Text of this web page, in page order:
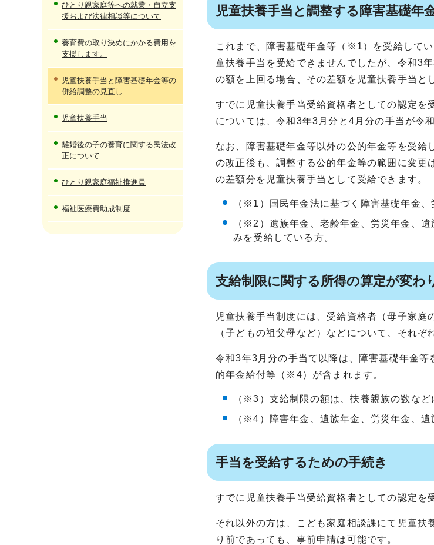
児童扶養手当と調整する障害基礎年
これまで、障害基礎年金等（※1）を受給して
童扶養手当を受給できませんでしたが、令和3
の額を上回る場合、その差額を児童扶養手当と
すでに児童扶養手当受給資格者としての認定
については、令和3年3月分と4月分の手当が令
なお、障害基礎年金等以外の公的年金等を受
の改正後も、調整する公的年金等の範囲に変更
の差額分を児童扶養手当として受給できます。
（※1）国民年金法に基づく障害基礎年金
（※2）遺族年金、老齢年金、労災年金、
みを受給している方。
支給制限に関する所得の算定が変わ
児童扶養手当制度には、受給資格者（母子家
（子どもの祖父母など）などについて、それ
令和3年3月分の手当て以降は、障害基礎年金
的年金給付等（※4）が含まれます。
（※3）支給制限の額は、扶養親族の数など
（※4）障害年金、遺族年金、労災年金、遺
手当を受給するための手続き
すでに児童扶養手当受給資格者としての認定を
それ以外の方は、こども家庭相談課にて児童
り前であっても、事前申請は可能です。
ひとり親家庭等への就業・自立支
援および法律相談等について
養育費の取り決めにかかる費用を
支援します。
児童扶養手当と障害基礎年金等の
併給調整の見直し
児童扶養手当
離婚後の子の養育に関する民法改
正について
ひとり親家庭福祉推進員
福祉医療費助成制度